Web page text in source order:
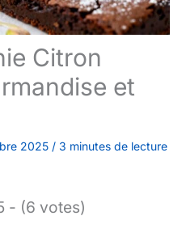
Citron
et
2025 / 3 minutes de lecture
- (6 votes)